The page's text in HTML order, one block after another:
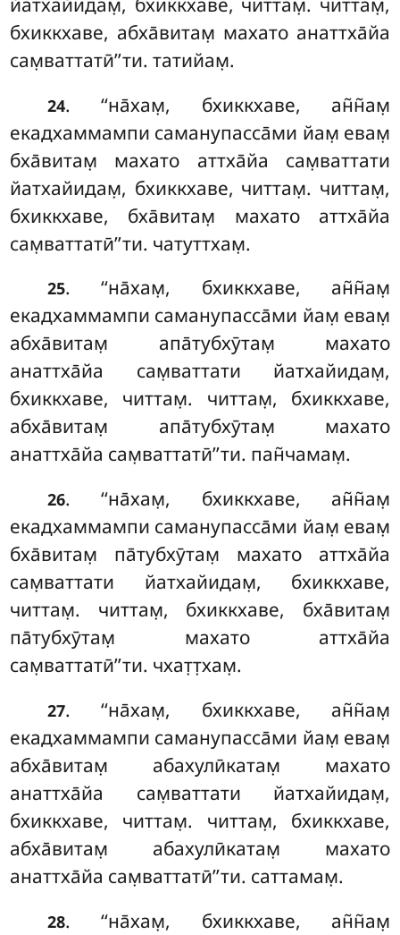
бхиккхаве, абха̄витам̣ махато анаттха̄йа
сам̣ваттатӣ’’ти. татийам̣.
24. ‘‘на̄хам̣, бхиккхаве, ан̃н̃ам̣
екадхаммампи саманупасса̄ми йам̣ евам̣
бха̄витам̣ махато аттха̄йа сам̣ваттати
йатхайидам̣, бхиккхаве, читтам̣. читтам̣,
бхиккхаве, бха̄витам̣ махато аттха̄йа
сам̣ваттатӣ’’ти. чатуттхам̣.
25. ‘‘на̄хам̣, бхиккхаве, ан̃н̃ам̣
екадхаммампи саманупасса̄ми йам̣ евам̣
абха̄витам̣ апа̄тубхӯтам̣ махато
анаттха̄йа сам̣ваттати йатхайидам̣,
бхиккхаве, читтам̣. читтам̣, бхиккхаве,
абха̄витам̣ апа̄тубхӯтам̣ махато
анаттха̄йа сам̣ваттатӣ’’ти. пан̃чамам̣.
26. ‘‘на̄хам̣, бхиккхаве, ан̃н̃ам̣
екадхаммампи саманупасса̄ми йам̣ евам̣
бха̄витам̣ па̄тубхӯтам̣ махато аттха̄йа
сам̣ваттати йатхайидам̣, бхиккхаве,
читтам̣. читтам̣, бхиккхаве, бха̄витам̣
па̄тубхӯтам̣ махато аттха̄йа
сам̣ваттатӣ’’ти. чхат̣т̣хам̣.
27. ‘‘на̄хам̣, бхиккхаве, ан̃н̃ам̣
екадхаммампи саманупасса̄ми йам̣ евам̣
абха̄витам̣ абахулӣкатам̣ махато
анаттха̄йа сам̣ваттати йатхайидам̣,
бхиккхаве, читтам̣. читтам̣, бхиккхаве,
абха̄витам̣ абахулӣкатам̣ махато
анаттха̄йа сам̣ваттатӣ’’ти. саттамам̣.
28. ‘‘на̄хам̣, бхиккхаве, ан̃н̃ам̣